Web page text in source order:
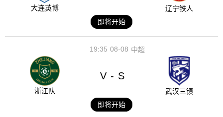
大连英博
辽宁铁人
即将开始
08-08
19:35 中超
浙江队
V - S
武汉三镇
即将开始